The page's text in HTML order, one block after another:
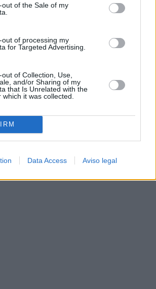
entrando de nuevo en este sitio web o
política de privacidad.
out of the Sale of my
out of processing my
for Targeted Advertising.
of Collection, Use,
and/or Sharing of my
that Is Unrelated with the
it was collected.
Data Access Aviso legal